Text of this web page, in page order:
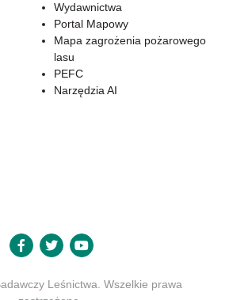
Wydawnictwa
Portal Mapowy
Mapa zagrożenia pożarowego
lasu
PEFC
Narzędzia AI
Leśnictwa. Wszelkie prawa